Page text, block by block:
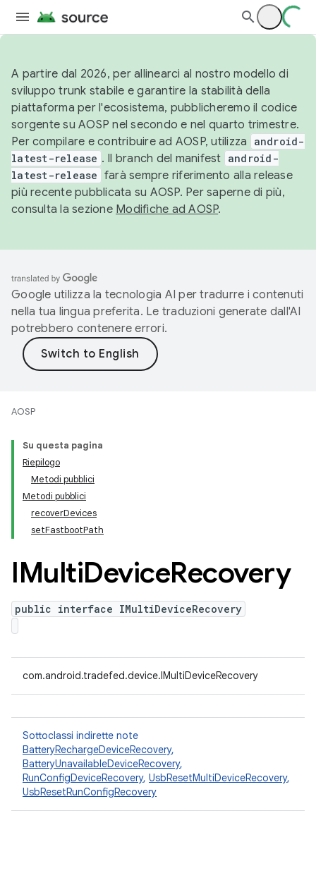
A partire dal 2026, per allinearci al nostro modello di
sviluppo trunk stabile e garantire la stabilità della
piattaforma per l'ecosistema, pubblicheremo il codice
sorgente su AOSP nel secondo e nel quarto trimestre.
Per compilare e contribuire ad AOSP, utilizza
android-
latest-release . Il branch del manifest android-
latest-release farà sempre riferimento alla release
più recente pubblicata su AOSP. Per saperne di più,
consulta la sezione Modifiche ad AOSP.
Google utilizza la tecnologia AI per tradurre i contenuti
nella tua lingua preferita. Le traduzioni generate dall'AI
potrebbero contenere errori.
AOSP
Su questa pagina
Riepilogo
Metodi pubblici
Metodi pubblici
recoverDevices
setFastbootPath
IMultiDeviceRecovery
public interface IMultiDeviceRecovery
com.android.tradefed.device.IMultiDeviceRecovery
Sottoclassi indirette note
BatteryRechargeDeviceRecovery,
BatteryUnavailableDeviceRecovery,
RunConfigDeviceRecovery, UsbResetMultiDeviceRecovery,
UsbResetRunConfigRecovery